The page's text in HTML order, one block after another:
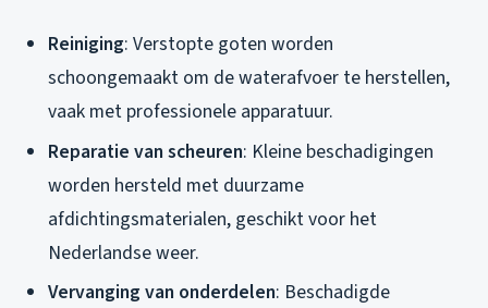
Reiniging: Verstopte goten worden
schoongemaakt om de waterafvoer te herstellen,
vaak met professionele apparatuur.
Reparatie van scheuren: Kleine beschadigingen
worden hersteld met duurzame
afdichtingsmaterialen, geschikt voor het
Nederlandse weer.
Vervanging van onderdelen: Beschadigde